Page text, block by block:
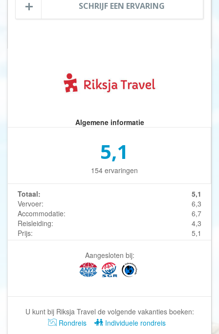
SCHRIJF EEN ERVARING
Algemene informatie
5,1
154 ervaringen
Totaal:
5,1
Vervoer:
6,3
Accommodatie:
6,7
Reisleiding:
4,3
Prijs:
5,1
Aangesloten bij:
U kunt bij Riksja Travel de volgende vakanties boeken:
Rondreis
Individuele rondreis